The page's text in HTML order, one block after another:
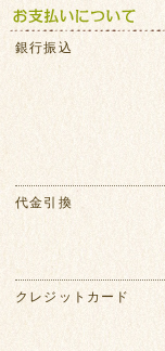
銀行振込
代金引換
クレジットカード